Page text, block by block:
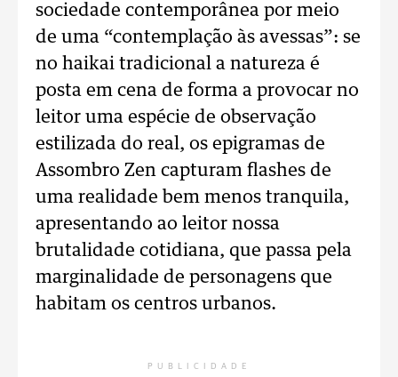
sociedade contemporânea por meio
de uma “contemplação às avessas”: se
no haikai tradicional a natureza é
posta em cena de forma a provocar no
leitor uma espécie de observação
estilizada do real, os epigramas de
Assombro Zen capturam flashes de
uma realidade bem menos tranquila,
apresentando ao leitor nossa
brutalidade cotidiana, que passa pela
marginalidade de personagens que
habitam os centros urbanos.
PUBLICIDADE